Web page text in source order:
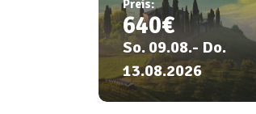
Preis:
640€
So. 09.08.- Do.
13.08.2026